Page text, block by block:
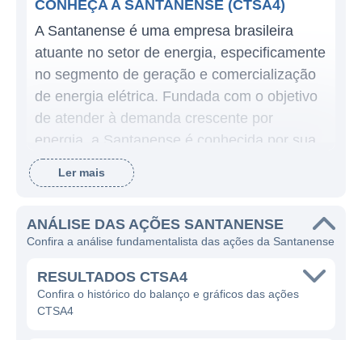
CONHEÇA A SANTANENSE (CTSA4)
A Santanense é uma empresa brasileira
atuante no setor de energia, especificamente
no segmento de geração e comercialização
de energia elétrica. Fundada com o objetivo
de atender à demanda crescente por
energia, a Santanense é conhecida por sua
atuação pautada na eficiência e na busca
por inovação em suas operações. A
energia de maneira confiável e sustentável,
contribuindo para o desenvolvimento
econômico e social das regiões onde está
inserida.
Ler mais
ANÁLISE DAS AÇÕES SANTANENSE
Confira a análise fundamentalista das ações da Santanense
RESULTADOS CTSA4
Confira o histórico do balanço e gráficos das ações
CTSA4